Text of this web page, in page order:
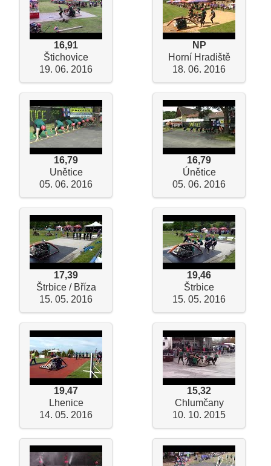
16,91
Štichovice
19. 06. 2016
NP
Horní Hradiště
18. 06. 2016
16,79
Unětice
05. 06. 2016
16,79
Únětice
05. 06. 2016
17,39
Štrbice / Bříza
15. 05. 2016
19,46
Štrbice
15. 05. 2016
19,47
Lhenice
14. 05. 2016
15,32
Chlumčany
10. 10. 2015